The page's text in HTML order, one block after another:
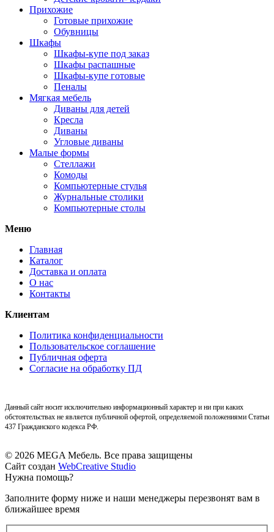
Прихожие
Готовые прихожие
Обувницы
Шкафы
Шкафы-купе под заказ
Шкафы распашные
Шкафы-купе готовые
Пеналы
Мягкая мебель
Диваны для детей
Кресла
Диваны
Угловые диваны
Малые формы
Стеллажи
Комоды
Компьютерные стулья
Журнальные столики
Компьютерные столы
Меню
Главная
Каталог
Доставка и оплата
О нас
Контакты
Клиентам
Политика конфиденциальности
Пользовательское соглашение
Публичная оферта
Согласие на обработку ПД
Данный сайт носит исключительно информационный характер и ни при каких
обстоятельствах не является публичной офертой, определяемой положениями Статьи
437 Гражданского кодекса РФ.
© 2026 MEGA Мебель. Все права защищены
Сайт создан WebCreative Studio
Нужна помощь?
Заполните форму ниже и наши менеджеры перезвонят вам в
ближайшее время